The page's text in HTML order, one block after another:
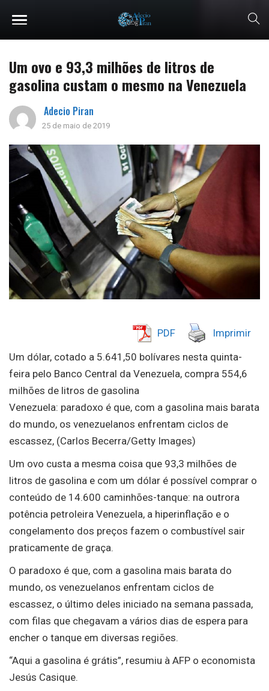
Um ovo e 93,3 milhões de litros de
gasolina custam o mesmo na Venezuela
Adecio Piran
25 de maio de 2019
PDF Imprimir
Um dólar, cotado a 5.641,50 bolívares nesta quinta-
feira pelo Banco Central da Venezuela, compra 554,6
milhões de litros de gasolina
Venezuela: paradoxo é que, com a gasolina mais barata
do mundo, os venezuelanos enfrentam ciclos de
escassez, (Carlos Becerra/Getty Images)
Um ovo custa a mesma coisa que 93,3 milhões de
litros de gasolina e com um dólar é possível comprar o
conteúdo de 14.600 caminhões-tanque: na outrora
potência petroleira Venezuela, a hiperinflação e o
congelamento dos preços fazem o combustível sair
praticamente de graça.
O paradoxo é que, com a gasolina mais barata do
mundo, os venezuelanos enfrentam ciclos de
escassez, o último deles iniciado na semana passada,
com filas que chegavam a vários dias de espera para
encher o tanque em diversas regiões.
“Aqui a gasolina é grátis”, resumiu à AFP o economista
Jesús Casique.